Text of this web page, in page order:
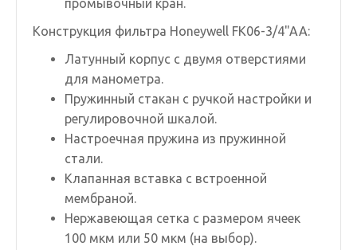
промывочный кран.
Конструкция фильтра Honeywell FK06-3/4"AA:
Латунный корпус с двумя отверстиями
для манометра.
Пружинный стакан с ручкой настройки и
регулировочной шкалой.
Настроечная пружина из пружинной
стали.
Клапанная вставка с встроенной
мембраной.
Нержавеющая сетка с размером ячеек
100 мкм или 50 мкм (на выбор).